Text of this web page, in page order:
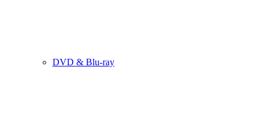
DVD & Blu-ray